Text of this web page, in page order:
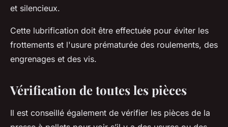
et silencieux.
Cette lubrification doit être effectuée pour éviter les
frottements et l'usure prématurée des roulements, des
engrenages et des vis.
Vérification de toutes les pièces
Il est conseillé également de vérifier les pièces de la